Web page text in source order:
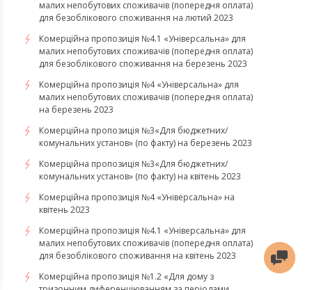
малих непобутових споживачів (попередня оплата)
для безоблікового споживання на лютий 2023
Комерційна пропозиція №4.1 «Універсальна» для
малих непобутових споживачів (попередня оплата)
для безоблікового споживання на березень 2023
​​​​​​​Комерційна пропозиція №4 «Універсальна» для
малих непобутових споживачів (попередня оплата)
на березень 2023
​​​​​​​Комерційна пропозиція №3«Для бюджетних/
комунальних установ» (по факту) на березень 2023
Комерційна пропозиція №3«Для бюджетних/
комунальних установ» (по факту) на квітень 2023
Комерційна пропозиція №4 «Універсальна» на
квітень 2023
Комерційна пропозиція №4.1 «Універсальна» для
малих непобутових споживачів (попередня оплата)
для безоблікового споживання на квітень 2023
Комерційна пропозиція №1.2 «Для дому з